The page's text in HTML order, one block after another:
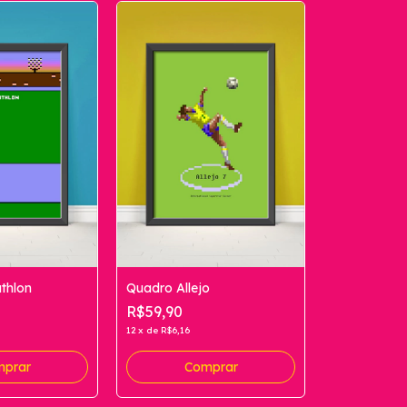
Quadro Allejo
R$59,90
12 x de R$6,16
Comprar